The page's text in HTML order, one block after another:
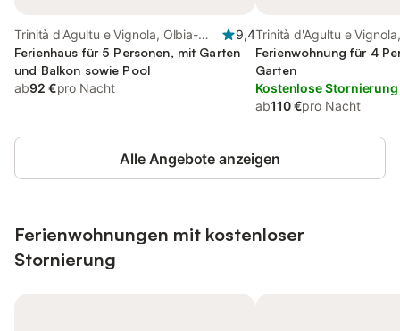
Trinità d'Agultu e Vignola, Olbia-
Tempio
9,4
Ferienhaus für 5 Personen, mit Garten
und Balkon sowie Pool
ab92 €pro Nacht
Trinità d'Agultu e
Tempio
Ferienwohnung für 4
Garten
Kostenlose Stornierung
ab110 €pro Nacht
Alle Angebote anzeigen
Ferienwohnungen mit kostenloser
Stornierung